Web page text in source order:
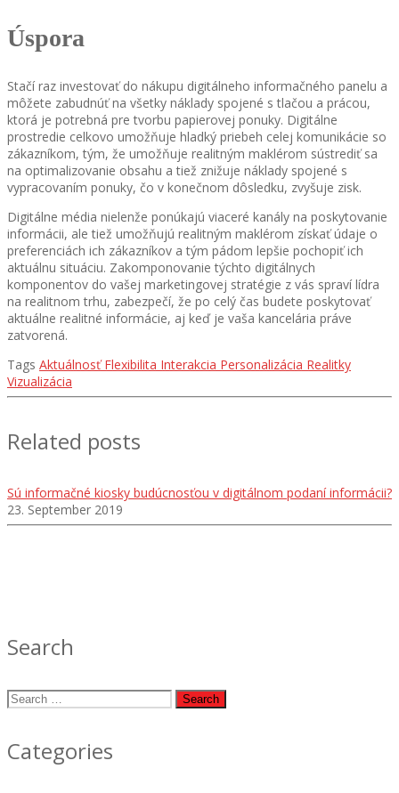
Úspora
Stačí raz investovať do nákupu digitálneho informačného panelu a
môžete zabudnúť na všetky náklady spojené s tlačou a prácou,
ktorá je potrebná pre tvorbu papierovej ponuky. Digitálne
prostredie celkovo umožňuje hladký priebeh celej komunikácie so
zákazníkom, tým, že umožňuje realitným maklérom sústrediť sa
na optimalizovanie obsahu a tiež znižuje náklady spojené s
vypracovaním ponuky, čo v konečnom dôsledku, zvyšuje zisk.
Digitálne média nielenže ponúkajú viaceré kanály na poskytovanie
informácii, ale tiež umožňujú realitným maklérom získať údaje o
preferenciách ich zákazníkov a tým pádom lepšie pochopiť ich
aktuálnu situáciu. Zakomponovanie týchto digitálnych
komponentov do vašej marketingovej stratégie z vás spraví lídra
na realitnom trhu, zabezpečí, že po celý čas budete poskytovať
aktuálne realitné informácie, aj keď je vaša kancelária práve
zatvorená.
Tags Aktuálnosť Flexibilita Interakcia Personalizácia Realitky
Vizualizácia
Related posts
Sú informačné kiosky budúcnosťou v digitálnom podaní informácii?
23. September 2019
Search
Search
for:
Categories